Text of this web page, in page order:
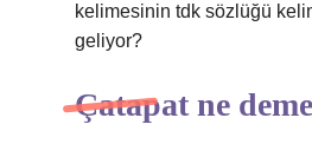
kelimesinin tdk sözlüğü
geliyor?
Çatapat ne